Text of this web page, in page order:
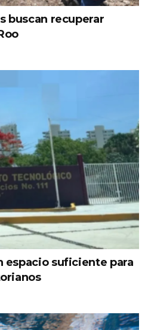
buscan recuperar
espacio suficiente para